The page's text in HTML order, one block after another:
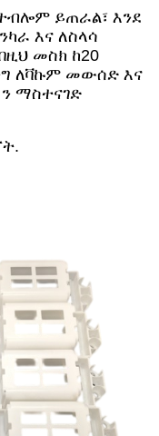
ተብሎም ይጠራል፣ እንደ
እና ለስላሳ
መስክ ከ20
ለቫኩም መውሰድ እና
ማስተናገድ